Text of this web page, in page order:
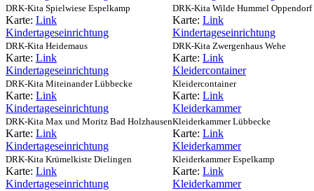
DRK-Kita Spielwiese Espelkamp
Karte: Link
DRK-Kita Wilde Hummel Oppendorf
Karte: Link
Kindertageseinrichtung
DRK-Kita Heidemaus
Karte: Link
Kindertageseinrichtung
DRK-Kita Zwergenhaus Wehe
Karte: Link
Kindertageseinrichtung
DRK-Kita Miteinander Lübbecke
Karte: Link
Kleidercontainer
Kleidercontainer
Karte: Link
Kindertageseinrichtung
DRK-Kita Max und Moritz Bad Holzhausen
Karte: Link
Kleiderkammer
Kleiderkammer Lübbecke
Karte: Link
Kindertageseinrichtung
DRK-Kita Krümelkiste Dielingen
Karte: Link
Kleiderkammer
Kleiderkammer Espelkamp
Karte: Link
Kindertageseinrichtung
Kleiderkammer